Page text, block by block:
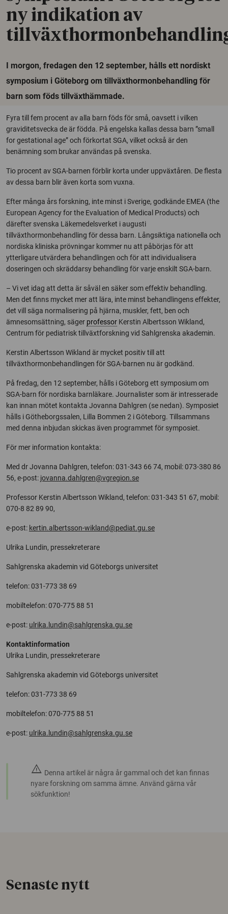
ny indikation av
I morgon, fredagen den 12 september, hålls ett nordiskt
symposium i Göteborg om tillväxthormonbehandling för
barn som föds tillväxthämmade.
Fyra till fem procent av alla barn föds för små, oavsett i vilken
graviditetsvecka de är födda. På engelska kallas dessa barn ”small
for gestational age” och förkortat SGA, vilket också är den
benämning som brukar användas på svenska.
Tio procent av SGA-barnen förblir korta under uppväxtåren. De flesta
av dessa barn blir även korta som vuxna.
Efter många års forskning, inte minst i Sverige, godkände EMEA (the
European Agency for the Evaluation of Medical Products) och
därefter svenska Läkemedelsverket i augusti
tillväxthormonbehandling för dessa barn. Långsiktiga nationella och
nordiska kliniska prövningar kommer nu att påbörjas för att
ytterligare utvärdera behandlingen och för att individualisera
doseringen och skräddarsy behandling för varje enskilt SGA-barn.
– Vi vet idag att detta är såväl en säker som effektiv behandling.
Men det finns mycket mer att lära, inte minst behandlingens effekter,
det vill säga normalisering på hjärna, muskler, fett, ben och
ämnesomsättning, säger professor Kerstin Albertsson Wikland,
Centrum för pediatrisk tillväxtforskning vid Sahlgrenska akademin.
Kerstin Albertsson Wikland är mycket positiv till att
tillväxthormonbehandlingen för SGA-barnen nu är godkänd.
På fredag, den 12 september, hålls i Göteborg ett symposium om
SGA-barn för nordiska barnläkare. Journalister som är intresserade
kan innan mötet kontakta Jovanna Dahlgren (se nedan). Symposiet
hålls i Götheborgssalen, Lilla Bommen 2 i Göteborg. Tillsammans
med denna inbjudan skickas även programmet för symposiet.
För mer information kontakta:
Med dr Jovanna Dahlgren, telefon: 031-343 66 74, mobil: 073-380 86
56, e-post: jovanna.dahlgren@vgregion.se
Professor Kerstin Albertsson Wikland, telefon: 031-343 51 67, mobil:
070-8 82 89 90,
e-post: kertin.albertsson-wikland@pediat.gu.se
Ulrika Lundin, pressekreterare
Sahlgrenska akademin vid Göteborgs universitet
telefon: 031-773 38 69
mobiltelefon: 070-775 88 51
e-post: ulrika.lundin@sahlgrenska.gu.se
Kontaktinformation
Ulrika Lundin, pressekreterare
Sahlgrenska akademin vid Göteborgs universitet
telefon: 031-773 38 69
mobiltelefon: 070-775 88 51
e-post: ulrika.lundin@sahlgrenska.gu.se
warning Denna artikel är några år gammal och det kan finnas
nyare forskning om samma ämne. Använd gärna vår
sökfunktion!
Senaste nytt